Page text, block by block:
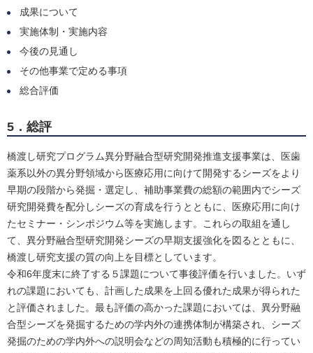
成果について
実施体制・実施内容
今後の見通し
その他事業で定める事項
総合評価
5．総評
橋渡し研究プログラム異分野融合型研究開発推進支援事業は、医歯
薬系以外の異分野領域から医療応用に向けて開発するシーズをより
早期の段階から発掘・選定し、補助事業費の総額の範囲内でシーズ
研究開発費を配分しシーズの育成を行うとともに、医療応用に向け
たセミナー・シンポジウム等を実施します。これらの取組を通し
て、異分野融合型研究開発シーズの早期支援強化を図るとともに、
橋渡し研究支援の質の向上を目標としています。
令和6年度末に終了する５課題について事後評価を行いました。いず
れの課題においても、計画した成果を上回る優れた成果が得られた
と評価されました。最も評価の高かった課題においては、異分野融
合型シーズを発掘するための学内外の連携体制が構築され、シーズ
発掘のための学内外への説明会などの周知活動も積極的に行ってい